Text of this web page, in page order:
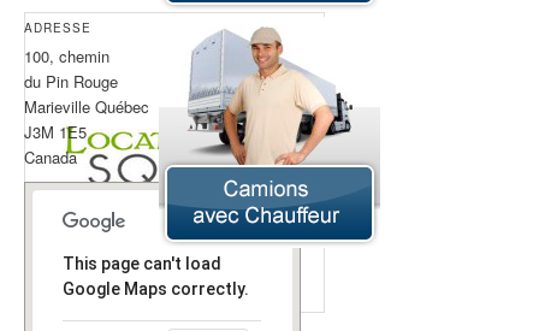
ADRESSE
Téléphone:450-460-8865
100, chemin
du Pin Rouge
Marieville Québec
J3M 1E5
Canada
This page can't load
Google Maps correctly.